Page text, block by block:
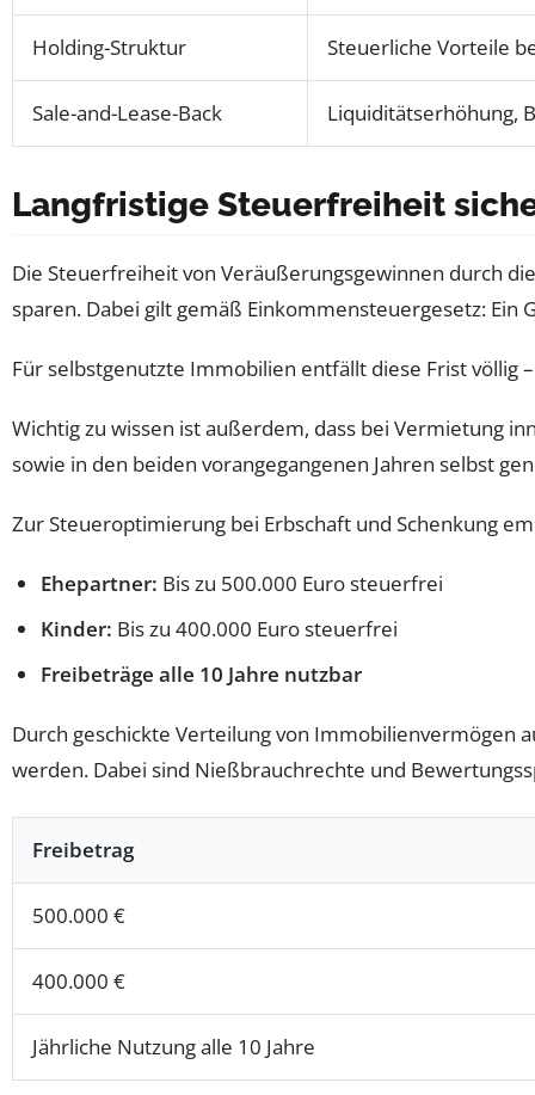
Holding-Struktur Steuerliche Vorteile
Sale-and-Lease-Back Liquiditätserhöhung,
Langfristige Steuerfreiheit
Die Steuerfreiheit von Veräußerungsgewinnen durch
sparen. Dabei gilt gemäß Einkommensteuergesetz:
Für selbstgenutzte Immobilien entfällt diese Frist völlig
Wichtig zu wissen ist außerdem, dass bei Vermietung
sowie in den beiden vorangegangenen Jahren selbst
Zur Steueroptimierung bei Erbschaft und Schenkung
Ehepartner: Bis zu 500.000 Euro steuerfrei
Kinder: Bis zu 400.000 Euro steuerfrei
Freibeträge alle 10 Jahre nutzbar
Durch geschickte Verteilung von
werden. Dabei sind Nießbrauchrechte und
Freibetrag
500.000 €
400.000 €
Jährliche Nutzung alle 10 Jahre